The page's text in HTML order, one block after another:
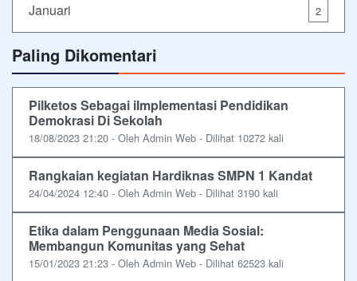
Januari 2
Paling Dikomentari
Pilketos Sebagai iImplementasi Pendidikan
Demokrasi Di Sekolah
18/08/2023 21:20 - Oleh Admin Web - Dilihat 10272 kali
Rangkaian kegiatan Hardiknas SMPN 1 Kandat
24/04/2024 12:40 - Oleh Admin Web - Dilihat 3190 kali
Etika dalam Penggunaan Media Sosial:
Membangun Komunitas yang Sehat
15/01/2023 21:23 - Oleh Admin Web - Dilihat 62523 kali